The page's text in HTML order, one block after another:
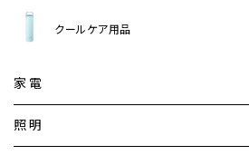
クールケア用品
家電
照明